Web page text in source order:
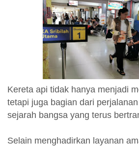
Kereta api tidak hanya menjadi
tetapi juga bagian dari
sejarah bangsa yang terus
Selain menghadirkan layanan